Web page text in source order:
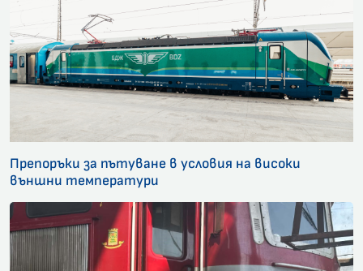
Препоръки за пътуване в условия на високи
външни температури